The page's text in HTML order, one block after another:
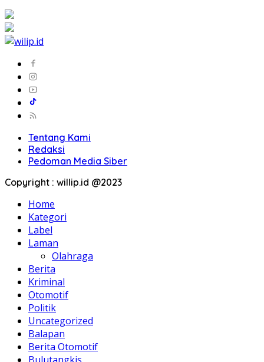
Tentang Kami
Redaksi
Pedoman Media Siber
Copyright : willip.id @2023
Home
Kategori
Label
Laman
Olahraga
Berita
Kriminal
Otomotif
Politik
Uncategorized
Balapan
Berita Otomotif